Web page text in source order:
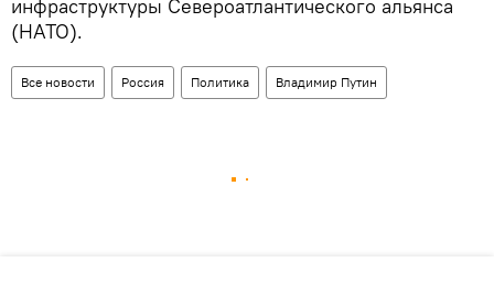
инфраструктуры Североатлантического альянса
(НАТО).
Все новости Россия Политика Владимир Путин